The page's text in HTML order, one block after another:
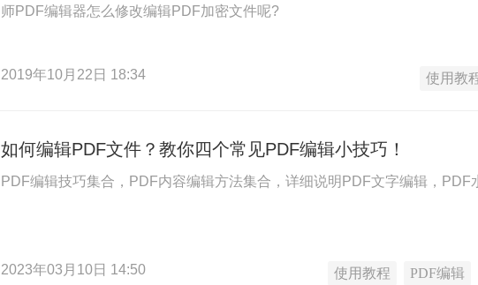
师PDF编辑器怎么修改编辑PDF加密文件呢?
2019年10月22日 18:34 使用教
如何编辑PDF文件？教你四个常见PDF编辑小技巧！
PDF编辑技巧集合，PDF内容编辑方法集合，详细说明PDF文字编辑，PDF
2023年03月10日 14:50 使用教程 PDF编辑